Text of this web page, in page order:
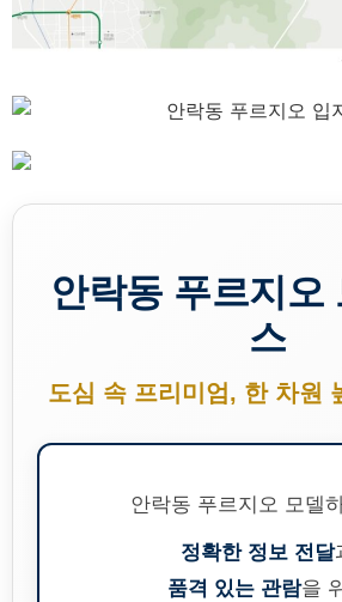
안락동 푸르지오
스
도심 속 프리미엄, 한 차원
안락동 푸르지오 모델
정확한 정보 전달
품격 있는 관람을